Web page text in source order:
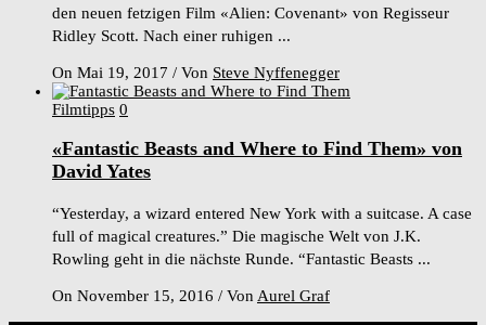
den neuen fetzigen Film «Alien: Covenant» von Regisseur
Ridley Scott. Nach einer ruhigen ...
On Mai 19, 2017 / Von Steve Nyffenegger
Filmtipps 0
«Fantastic Beasts and Where to Find Them» von
David Yates
“Yesterday, a wizard entered New York with a suitcase. A case
full of magical creatures.” Die magische Welt von J.K.
Rowling geht in die nächste Runde. “Fantastic Beasts ...
On November 15, 2016 / Von Aurel Graf